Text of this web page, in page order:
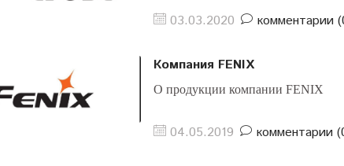
03.03.2020 комментарии
Компания FENIX
О продукции компании FENIX
04.05.2019 комментарии